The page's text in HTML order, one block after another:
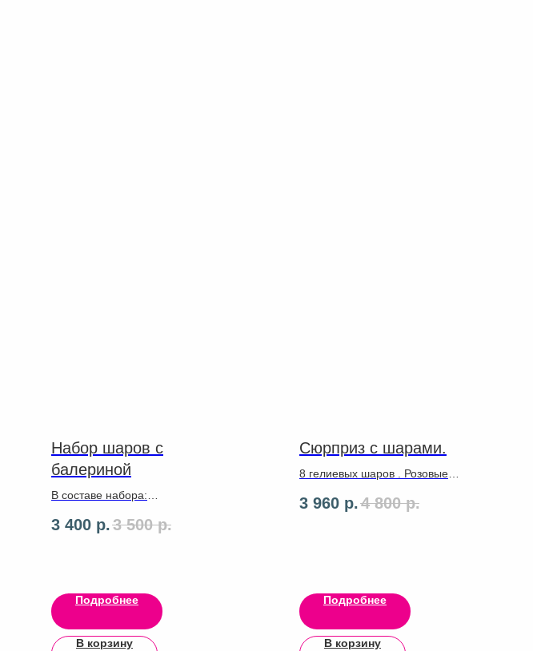
Набор шаров с
балериной
В составе набора:
✔ Стоика под цифру из шаров
3 400 р.3 500 р.
Подробнее
В корзину
Сюрприз с шарами.
8 гелиевых шаров . Розовые
Баблс,персональная
3 960 р.4 800 р.
Подробнее
В корзину